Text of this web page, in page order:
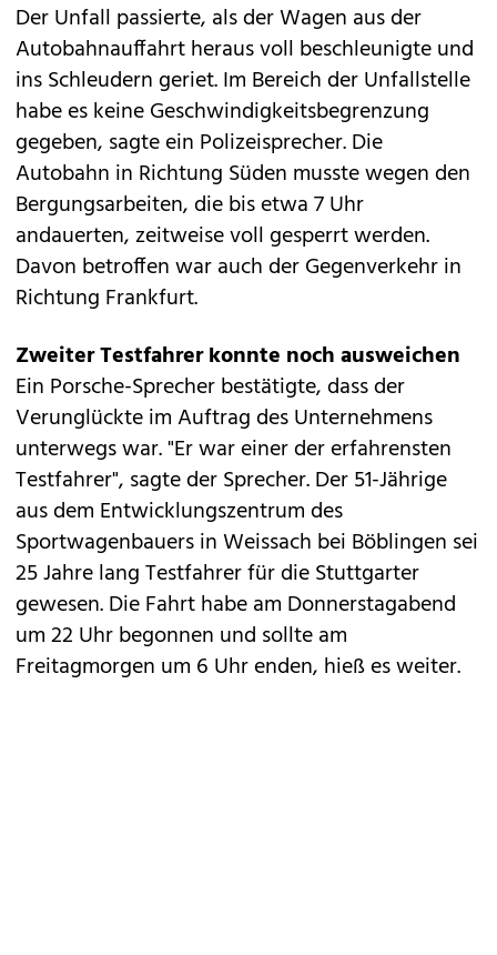
Der Unfall passierte, als der Wagen aus der
Autobahnauffahrt heraus voll beschleunigte und
ins Schleudern geriet. Im Bereich der Unfallstelle
habe es keine Geschwindigkeitsbegrenzung
gegeben, sagte ein Polizeisprecher. Die
Autobahn in Richtung Süden musste wegen den
Bergungsarbeiten, die bis etwa 7 Uhr
andauerten, zeitweise voll gesperrt werden.
Davon betroffen war auch der Gegenverkehr in
Richtung Frankfurt.
Zweiter Testfahrer konnte noch ausweichen
Ein Porsche-Sprecher bestätigte, dass der
Verunglückte im Auftrag des Unternehmens
unterwegs war. "Er war einer der erfahrensten
Testfahrer", sagte der Sprecher. Der 51-Jährige
aus dem Entwicklungszentrum des
Sportwagenbauers in Weissach bei Böblingen sei
25 Jahre lang Testfahrer für die Stuttgarter
gewesen. Die Fahrt habe am Donnerstagabend
um 22 Uhr begonnen und sollte am
Freitagmorgen um 6 Uhr enden, hieß es weiter.